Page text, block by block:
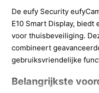
De eufy Security
E10 Smart Display,
voor thuisbeveiliging.
combineert
gebruiksvriendelijke
Belangrijkste